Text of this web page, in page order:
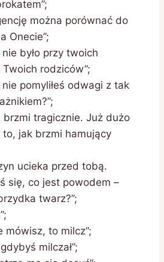
można porównać do
Onecie”;
było przy twoich
rodziców”;
pomyliłeś odwagi z tak
brzmi tragicznie. Już dużo
jak brzmi hamujący
ucieka przed tobą.
się, co jest powodem –
twarz?”;
mówisz, to milcz”;
milczał”;